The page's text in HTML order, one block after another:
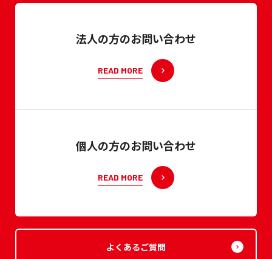
法人の方のお問い合わせ
READ MORE
個人の方のお問い合わせ
READ MORE
よくあるご質問